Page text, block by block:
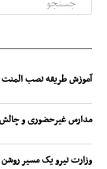
آموزش طریقه نصب
مدارس غیرحضوری و
وزارت نیرو یک مسیر روشن